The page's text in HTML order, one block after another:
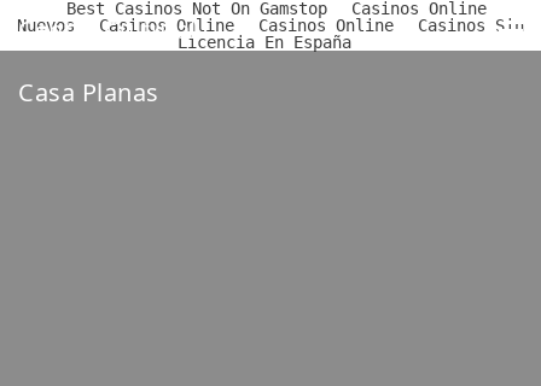
Best Casinos Not On Gamstop
Casinos Online
Nuevos
Casinos Online Casinos Online
Casinos Sin
Licencia En España
Centre Cultural
Casa Planas